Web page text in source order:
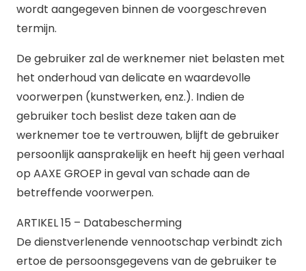
wordt aangegeven binnen de voorgeschreven
termijn.
De gebruiker zal de werknemer niet belasten met
het onderhoud van delicate en waardevolle
voorwerpen (kunstwerken, enz.). Indien de
gebruiker toch beslist deze taken aan de
werknemer toe te vertrouwen, blijft de gebruiker
persoonlijk aansprakelijk en heeft hij geen verhaal
op AAXE GROEP in geval van schade aan de
betreffende voorwerpen.
ARTIKEL 15 – Databescherming
De dienstverlenende vennootschap verbindt zich
ertoe de persoonsgegevens van de gebruiker te